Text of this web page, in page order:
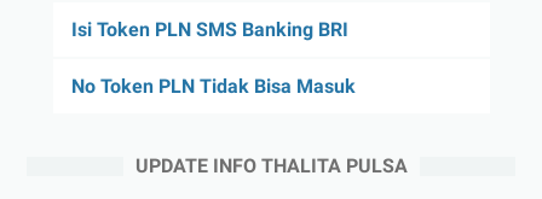
Isi Token PLN SMS Banking BRI
No Token PLN Tidak Bisa Masuk
UPDATE INFO THALITA PULSA